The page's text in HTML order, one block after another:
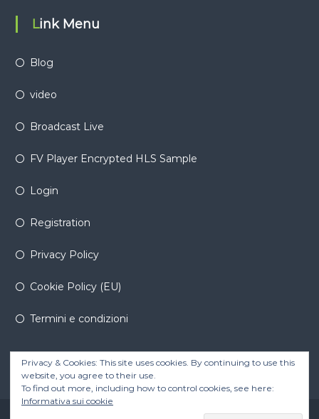
Link Menu
Blog
video
Broadcast Live
FV Player Encrypted HLS Sample
Login
Registration
Privacy Policy
Cookie Policy (EU)
Termini e condizioni
Privacy & Cookies: This site uses cookies. By continuing to use this
website, you agree to their use.
To find out more, including how to control cookies, see here:
Informativa sui cookie